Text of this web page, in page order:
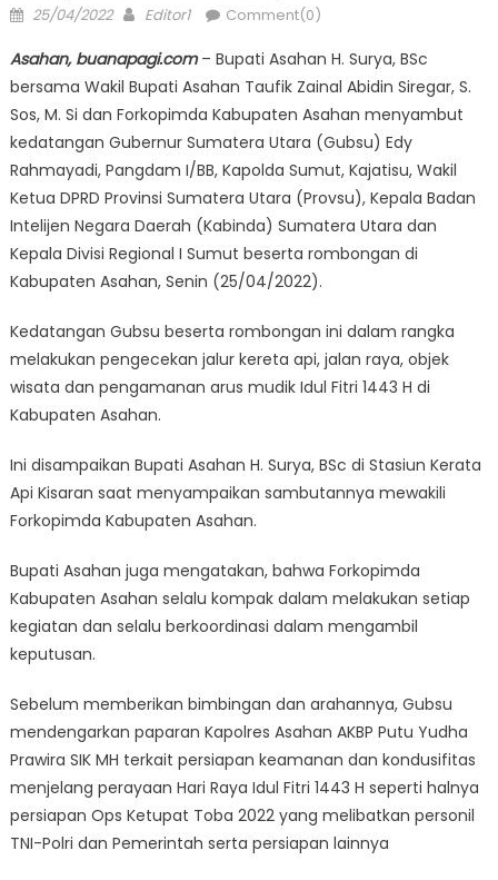
Posted
25/04/2022 Author
Editor1 Comment(0)
Asahan, buanapagi.com– Bupati Asahan H. Surya, BSc
bersama Wakil Bupati Asahan Taufik Zainal Abidin Siregar, S.
Sos, M. Si dan Forkopimda Kabupaten Asahan menyambut
kedatangan Gubernur Sumatera Utara (Gubsu) Edy
Rahmayadi, Pangdam I/BB, Kapolda Sumut, Kajatisu, Wakil
Ketua DPRD Provinsi Sumatera Utara (Provsu), Kepala Badan
Intelijen Negara Daerah (Kabinda) Sumatera Utara dan
Kepala Divisi Regional I Sumut beserta rombongan di
Kabupaten Asahan, Senin (25/04/2022).
Kedatangan Gubsu beserta rombongan ini dalam rangka
melakukan pengecekan jalur kereta api, jalan raya, objek
wisata dan pengamanan arus mudik Idul Fitri 1443 H di
Kabupaten Asahan.
Ini disampaikan Bupati Asahan H. Surya, BSc di Stasiun Kerata
Api Kisaran saat menyampaikan sambutannya mewakili
Forkopimda Kabupaten Asahan.
Bupati Asahan juga mengatakan, bahwa Forkopimda
Kabupaten Asahan selalu kompak dalam melakukan setiap
kegiatan dan selalu berkoordinasi dalam mengambil
keputusan.
Sebelum memberikan bimbingan dan arahannya, Gubsu
mendengarkan paparan Kapolres Asahan AKBP Putu Yudha
Prawira SIK MH terkait persiapan keamanan dan kondusifitas
menjelang perayaan Hari Raya Idul Fitri 1443 H seperti halnya
persiapan Ops Ketupat Toba 2022 yang melibatkan personil
TNI-Polri dan Pemerintah serta persiapan lainnya